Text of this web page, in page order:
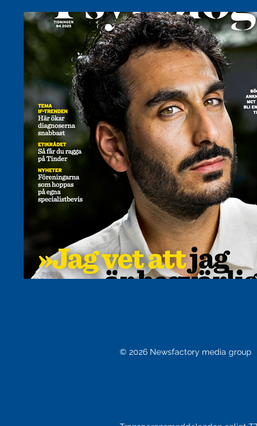
© 2026 Newsfactory media group